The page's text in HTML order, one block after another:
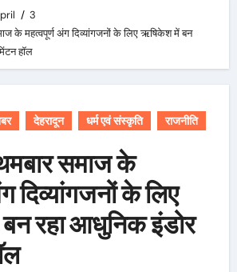
3
के महत्वपूर्ण अंग दिव्यांगजनों के लिए ऋषिकेश में बन
हॉल
देहरादून धर्म एवं संस्कृति राजनीति
समाज के
दिव्यांगजनों के लिए
रहा आधुनिक इंडोर